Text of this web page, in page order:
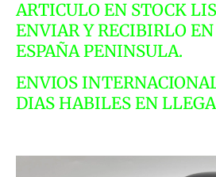
ARTICULO EN STOCK
ENVIAR Y RECIBIRLO
ESPAÑA PENINSULA.
ENVIOS
DIAS HABILES EN